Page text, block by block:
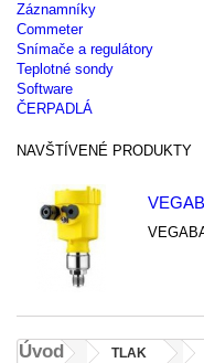
Záznamníky
Commeter
Snímače a regulátory
Teplotné sondy
Software
ČERPADLÁ
NAVŠTÍVENÉ PRODUKTY
Úvod TLAK